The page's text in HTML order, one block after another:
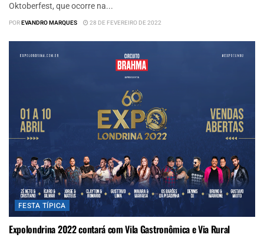
Oktoberfest, que ocorre na...
POREVANDRO MARQUES 28 DE FEVEREIRO DE 2022
FESTA TÍPICA
Expolondrina 2022 contará com Vila Gastronômica e Via Rural